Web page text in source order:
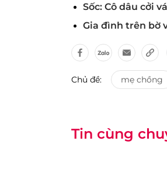
Sốc: Cô dâu cởi
Gia đình trên bờ
Chủ đề: mẹ chồng
Tin cùng